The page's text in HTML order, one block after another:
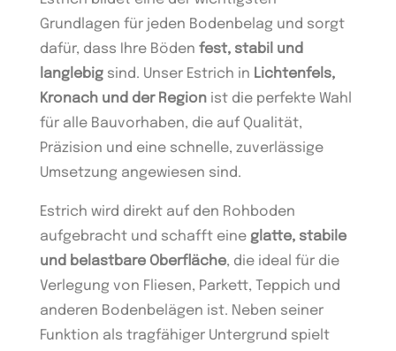
Grundlagen für jeden Bodenbelag und sorgt
dafür, dass Ihre Böden fest, stabil und
langlebigsind. Unser Estrich in Lichtenfels,
Kronach und der Regionist die perfekte Wahl
für alle Bauvorhaben, die auf Qualität,
Präzision und eine schnelle, zuverlässige
Umsetzung angewiesen sind.
Estrich wird direkt auf den Rohboden
aufgebracht und schafft eine glatte, stabile
und belastbare Oberfläche, die ideal für die
Verlegung von Fliesen, Parkett, Teppich und
anderen Bodenbelägen ist. Neben seiner
Funktion als tragfähiger Untergrund spielt